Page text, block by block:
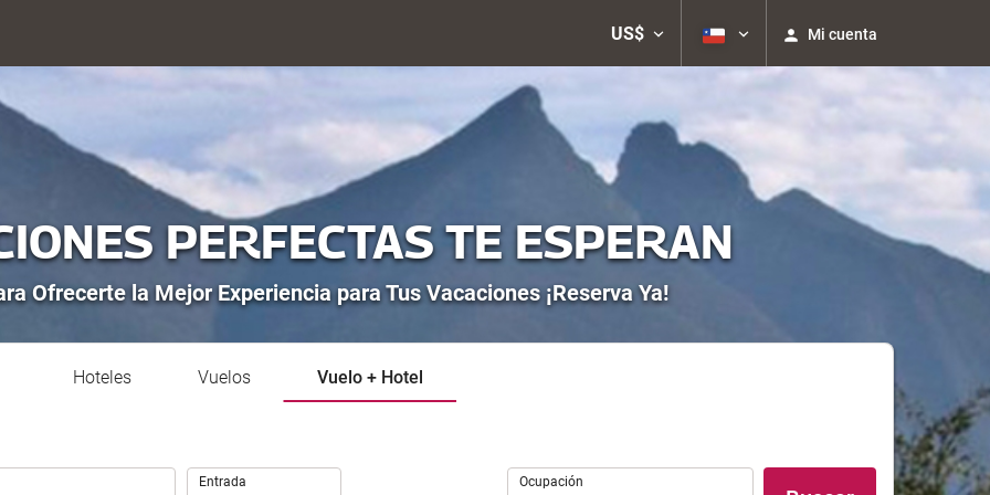
US$ Mi cuenta
PERFECTAS TE ESPERAN
Ofrecerte la Mejor Experiencia para Tus Vacaciones ¡Reserva Ya!
Hoteles Vuelos Vuelo + Hotel
Entrada Ocupación
Ocupación